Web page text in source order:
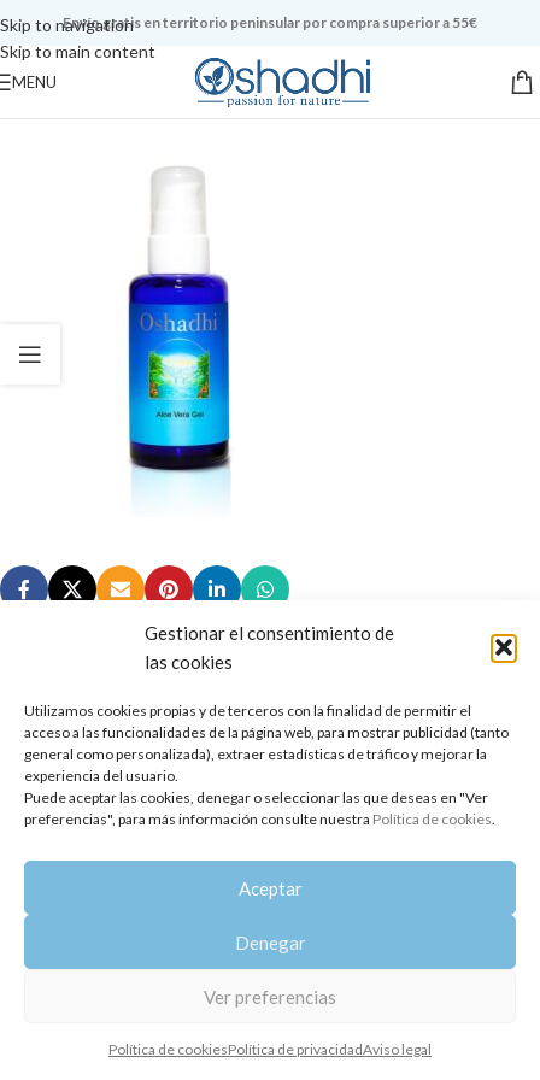
Gestionar el consentimiento de
las cookies
Utilizamos cookies propias y de terceros con la finalidad de permitir el
acceso a las funcionalidades de la página web, para mostrar publicidad (tanto
general como personalizada), extraer estadísticas de tráfico y mejorar la
experiencia del usuario.
Puede aceptar las cookies, denegar o seleccionar las que deseas en "Ver
preferencias", para más información consulte nuestra Política de cookies.
Aceptar
Denegar
Ver preferencias
Política de cookiesPolítica de privacidadAviso legal
Skip to navigation
Skip to main content
Envío gratis en territorio peninsular por compra superior a 55€
MENU
Copyright 2014-2025 Oshadhi España
Todos los derechos reservados.
Política de privacidad | Aviso legal | Política de cookies